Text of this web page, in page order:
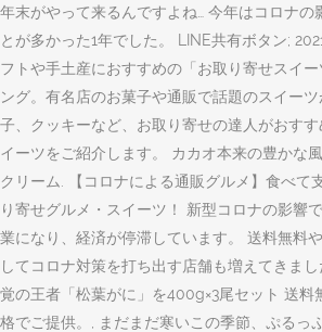
年末がやって来るんですよね… 今年はコロナの
とが多かった1年でした。 LINE共有ボタン;
フトや手土産におすすめの「お取り寄せスイ
ング。有名店のお菓子や通販で話題のスイー
子、クッキーなど、お取り寄せの達人がおす
イーツをご紹介します。 カカオ本来の豊かな
クリーム. 【コロナによる通販グルメ】食べて
り寄せグルメ・スイーツ！ 新型コロナの影響
業になり、経済が停滞しています。 送料無料
してコロナ対策を打ち出す店舗も増えてきま
覚の王者「松葉がに」を400g×3尾セット 送料
格でご提供。, まだまだ寒いこの季節、ぷるっ